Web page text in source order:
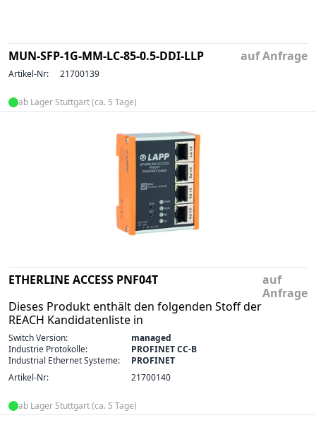
MUN-SFP-1G-MM-LC-85-0.5-DDI-LLP auf Anfrage
Artikel-Nr: 21700139
ab Lager Stuttgart (ca. 5 Tage)
ETHERLINE ACCESS PNF04T
Dieses Produkt enthält den folgenden Stoff der
REACH Kandidatenliste in
auf
Anfrage
Switch Version:
managed
Industrie Protokolle:
PROFINET CC-B
Industrial Ethernet Systeme:
PROFINET
Artikel-Nr:
21700140
ab Lager Stuttgart (ca. 5 Tage)